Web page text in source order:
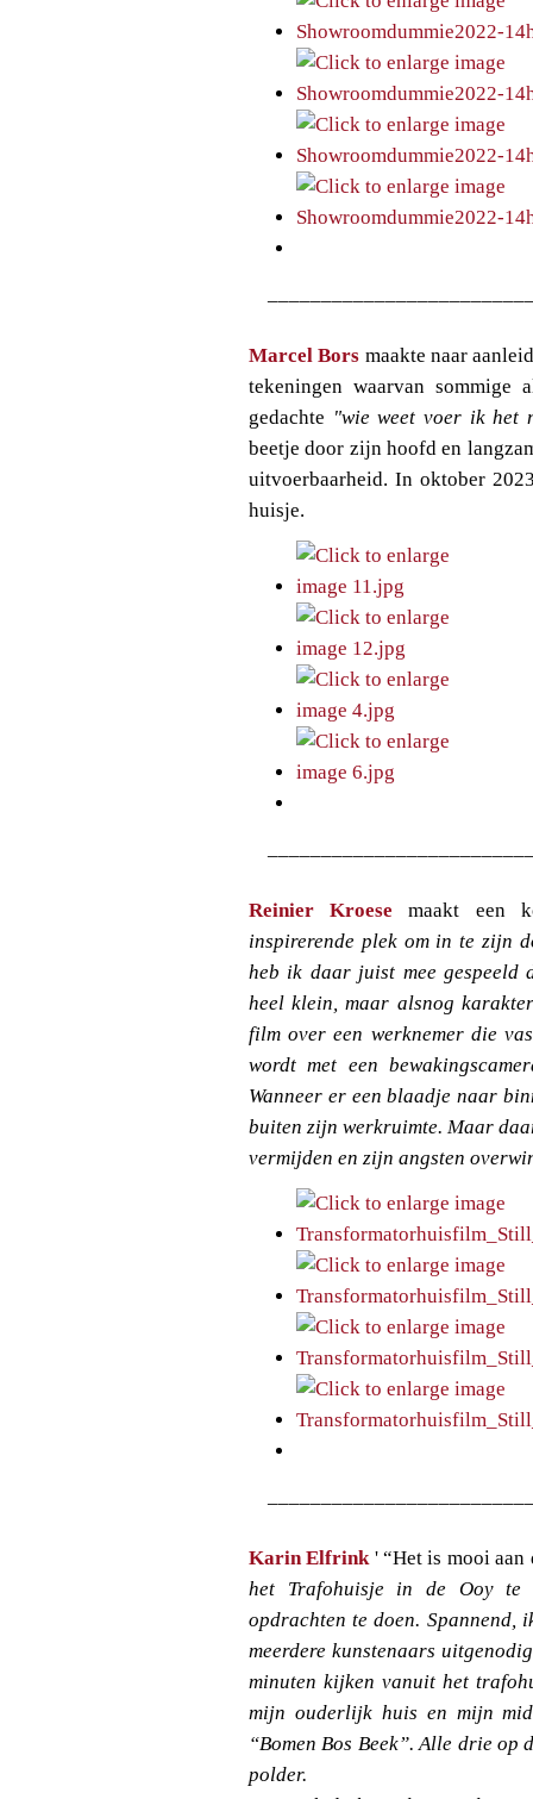
Marcel Bors maakte naar
tekeningen waarvan sommige
gedachte "wie weet voer ik het
beetje door zijn hoofd en
uitvoerbaarheid. In oktober
huisje.
Reinier Kroese
maakt een
inspirerende plek om in te zijn
heb ik daar juist mee
heel klein, maar alsnog
film over een werknemer die
wordt met een
Wanneer er een blaadje naar
buiten zijn werkruimte. Maar
vermijden en zijn angsten
Karin Elfrink' “Het is mooi aan
het Trafohuisje in de Ooy te
opdrachten te doen. Spannend,
meerdere kunstenaars
minuten kijken vanuit het
mijn ouderlijk huis en mijn
“Bomen Bos Beek”. Alle drie
polder.